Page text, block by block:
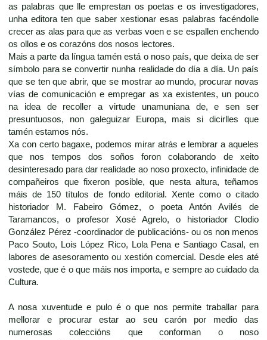
as palabras que lle emprestan os poetas e os investigadores,
unha editora ten que saber xestionar esas palabras facéndolle
crecer as alas para que as verbas voen e se espallen enchendo
os ollos e os corazóns dos nosos lectores.
Mais a parte da língua tamén está o noso país, que deixa de ser
símbolo para se convertir nunha realidade do día a día. Un país
que se ten que abrir, que se mostrar ao mundo, procurar novas
vías de comunicación e empregar as xa existentes, un pouco
na idea de recoller a virtude unamuniana de, e sen ser
presuntuosos, non galeguizar Europa, mais si dicirlles que
tamén estamos nós.
Xa con certo bagaxe, podemos mirar atrás e lembrar a aqueles
que nos tempos dos soños foron colaborando de xeito
desinteresado para dar realidade ao noso proxecto, infinidade de
compañeiros que fixeron posible, que nesta altura, teñamos
máis de 150 títulos de fondo editorial. Xente como o citado
historiador M. Fabeiro Gómez, o poeta Antón Avilés de
Taramancos, o profesor Xosé Agrelo, o historiador Clodio
González Pérez -coordinador de publicacións- ou os non menos
Paco Souto, Lois López Rico, Lola Pena e Santiago Casal, en
labores de asesoramento ou xestión comercial. Desde eles até
vostede, que é o que máis nos importa, e sempre ao cuidado da
Cultura.
A nosa xuventude e pulo é o que nos permite traballar para
mellorar e procurar estar ao seu carón por medio das
numerosas coleccións que conforman o noso